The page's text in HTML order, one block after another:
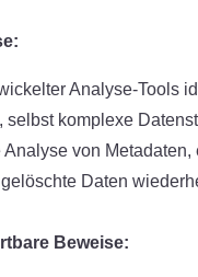
Analyse-Tools
selbst komplexe
Analyse von
Daten
Beweise: